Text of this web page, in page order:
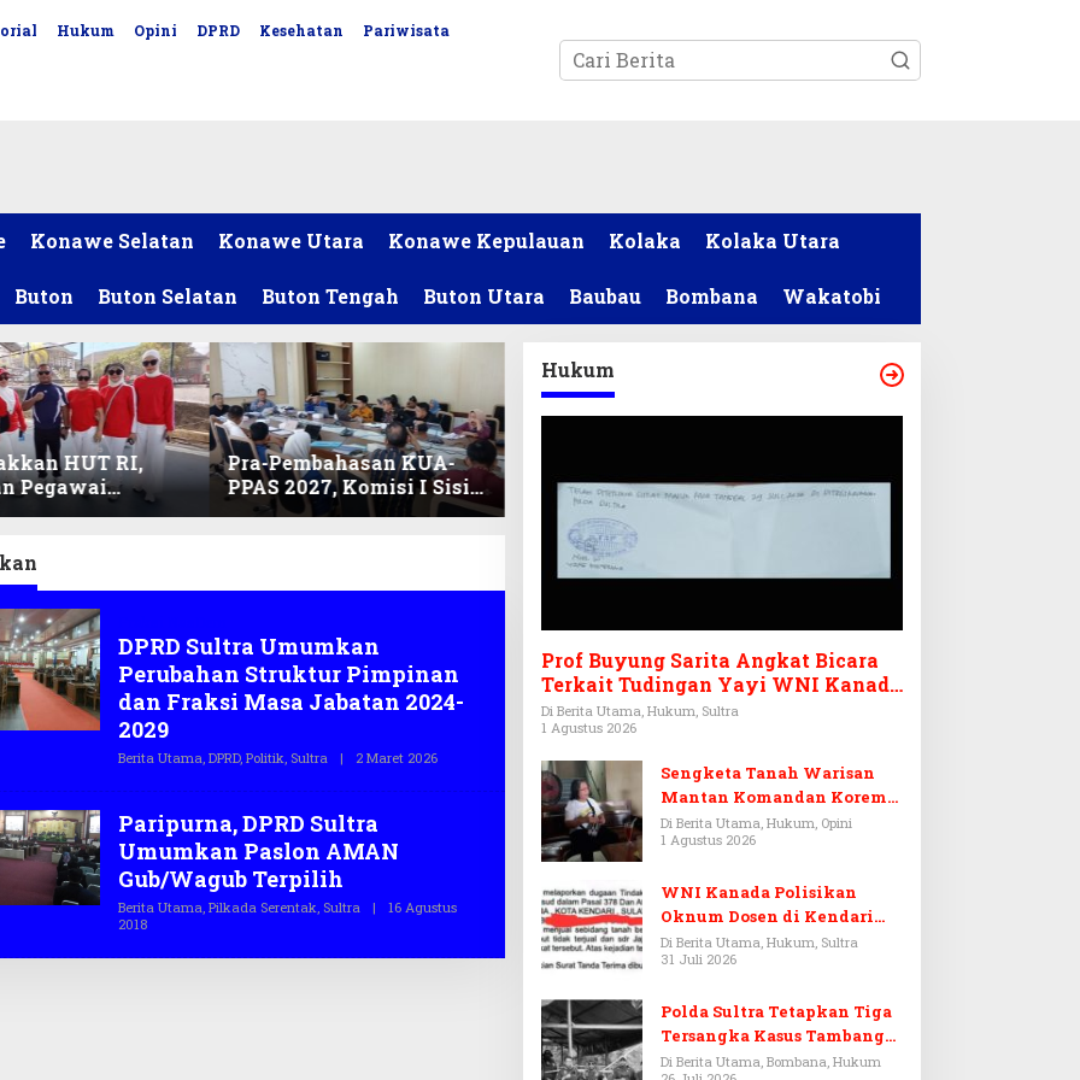
Hukum Opini DPRD Kesehatan Pariwisata
Konawe Selatan Konawe Utara Konawe Kepulauan Kolaka Kolaka Utara
Buton Buton Selatan Buton Tengah Buton Utara Baubau Bombana Wakatobi
HUT RI,
Pegawai
DPRD Sultra
Pra-Pembahasan KUA-
PPAS 2027, Komisi I Sisir
Program Prioritas
DPRD Sultra Umumkan
Perubahan Struktur Pimpinan
dan Fraksi Masa Jabatan 2024-
2029
Berita Utama, DPRD, Politik, Sultra | 2 Maret 2026O
E
.
Paripurna, DPRD Sultra
Umumkan Paslon AMAN
Gub/Wagub Terpilih
Berita Utama, Pilkada Serentak, Sultra |
16 Agustus
2018O
E
Hukum
Prof Buyung Sarita Angkat Bicara
Terkait Tudingan Yayi WNI Kanada
Ditagih Utang Rp3,6 Miliar
Di Berita Utama, Hukum, Sultra
1 Agustus 2026
Sengketa Tanah Warisan
Mantan Komandan Korem
143/HO, Ketika Warisan
Menjadi Arena Pemerasan
Di Berita Utama, Hukum, Opini
1 Agustus 2026
WNI Kanada Polisikan
Oknum Dosen di Kendari
Terkait Aset Puluhan Miliar
Di Berita Utama, Hukum, Sultra
31 Juli 2026
Polda Sultra Tetapkan Tiga
Tersangka Kasus Tambang
Emas Ilegal di Bombana
Di Berita Utama, Bombana, Hukum